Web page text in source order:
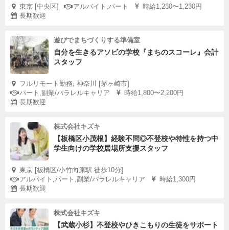
東京 [中央区] アルバイト,パート
時給1,230〜1,230円
長期歓迎
遊びでまちづくりする準備室
自分を生きるアソビの学校『まちのスコーレ』会計
スタッフ
フルリモート勤務, 神奈川 [茅ヶ崎市]
パート,副業/パラレルキャリア
時給1,800〜2,200円
長期歓迎
株式会社キズキ
【板橋区小茂根】経験不問◎不登校や特性を持つ中
学生向けの学校居場所支援スタッフ
東京 [板橋区/小竹向原駅 徒歩10分]
アルバイト,パート,副業/パラレルキャリア
時給1,300円
長期歓迎
株式会社キズキ
【武蔵小杉】不登校やひきこもりの生徒をサポート